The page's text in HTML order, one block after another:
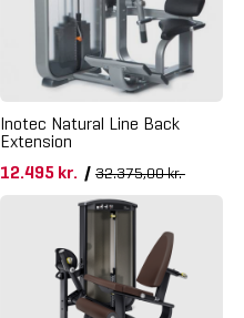
Inotec Natural Line Back
Extension
12.495 kr. / 32.375,00 kr.